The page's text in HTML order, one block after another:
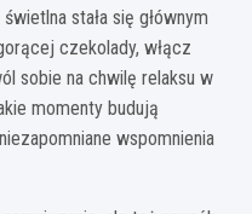
stała się głównym
czekolady, włącz
sobie na chwilę relaksu w
momenty budują
wspomnienia